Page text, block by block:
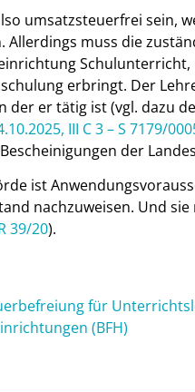
umsatzsteuerfrei sein,
muss die
erbringt. Der
er tätig ist (vgl. dazu
III C 3 – S 7179/
der
ist
nachzuweisen. Und
39/20).
für
(BFH)